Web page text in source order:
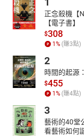
正念殺機【
【電子書】
$308
1 % (賺3點)
2
時間的起源
$455
1 % (賺4點)
3
藝術的40堂
看藝術如何